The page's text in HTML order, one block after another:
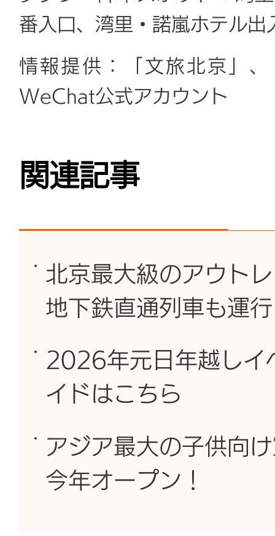
番入口、湾里・諾嵐ホテル出
情報提供：「文旅北京」
WeChat公式アカウント
関連記事
北京最大級のアウト
地下鉄直通列車も運行
2026年元日年越しイ
イドはこちら
アジア最大の子供向
今年オープン！